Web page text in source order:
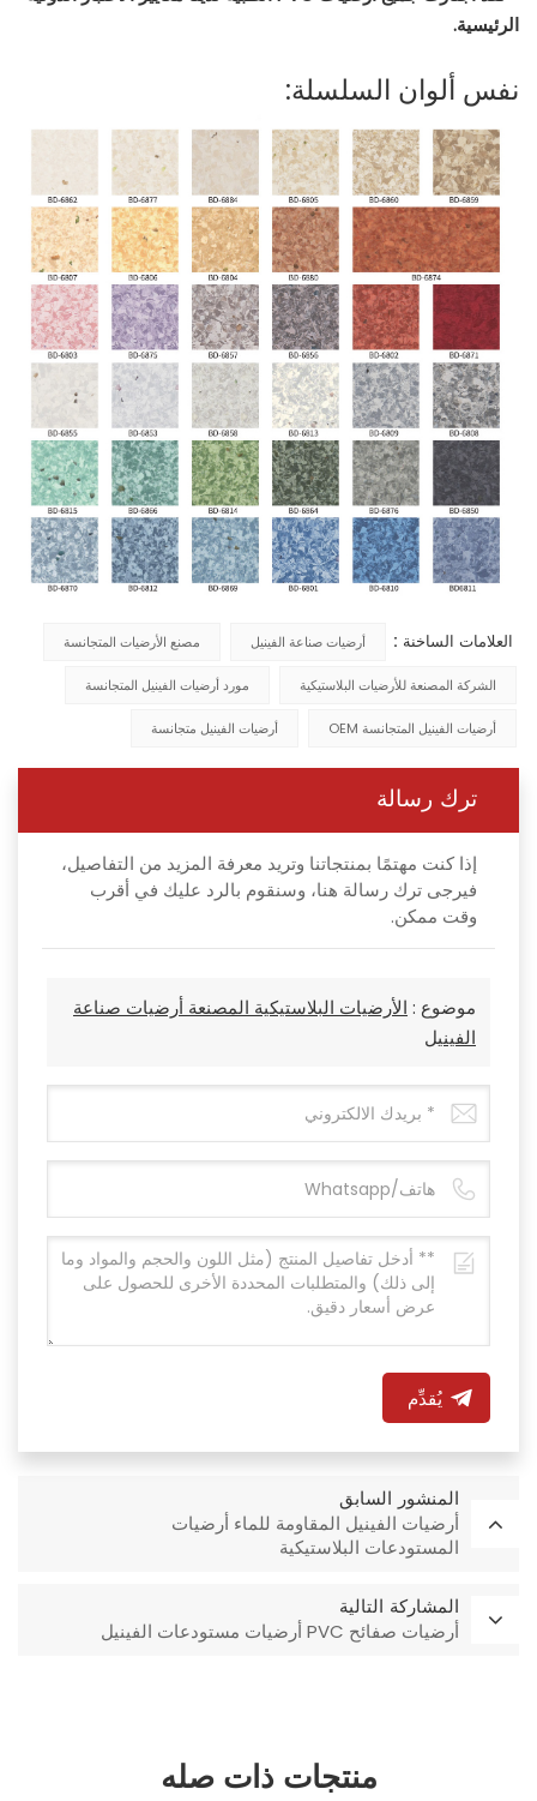
الرئيسية.
نفس ألوان السلسلة:
العلامات الساخنة : أرضيات صناعة الفينيل مصنع الأرضيات المتجانسة
الشركة المصنعة للأرضيات البلاستيكية مورد أرضيات الفينيل المتجانسة
أرضيات الفينيل المتجانسة OEM أرضيات الفينيل متجانسة
ترك رسالة
إذا كنت مهتمًا بمنتجاتنا وتريد معرفة المزيد من التفاصيل،
فيرجى ترك رسالة هنا، وسنقوم بالرد عليك في أقرب
وقت ممكن.
موضوع : الأرضيات البلاستيكية المصنعة أرضيات صناعة
الفينيل
يُقدِّم
المنشور السابق
أرضيات الفينيل المقاومة للماء أرضيات
المستودعات البلاستيكية
المشاركة التالية
أرضيات صفائح PVC أرضيات مستودعات الفينيل
منتجات ذات صله